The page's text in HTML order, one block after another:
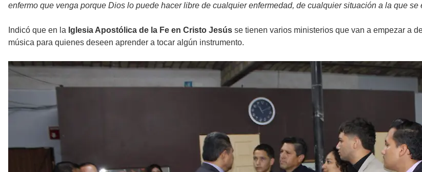
enfermo que venga porque Dios lo puede hacer libre de cualquier enfermedad, de cualquier situación a la que se
Indicó que en la Iglesia Apostólica de la Fe en Cristo Jesús se tienen varios ministerios que van a empezar a
música para quienes deseen aprender a tocar algún instrumento.